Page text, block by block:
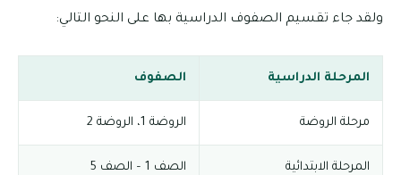
ولقد جاء تقسيم الصفوف الدراسية بها على النحو التالي:
المرحلة الدراسية الصفوف
مرحلة الروضة الروضة 1، الروضة 2
المرحلة الابتدائية الصف 1 – الصف 5